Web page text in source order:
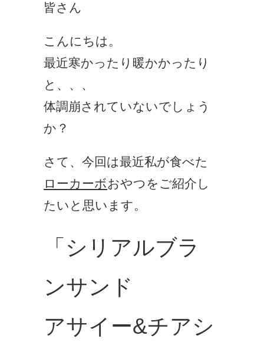
皆さん
こんにちは。
最近寒かったり暖かかったり
と、、、
体調崩されていないでしょう
か？
さて、今回は最近私が食べた
ローカーボおやつをご紹介し
たいと思います。
「シリアルブラ
ンサンド
アサイー&チアシ